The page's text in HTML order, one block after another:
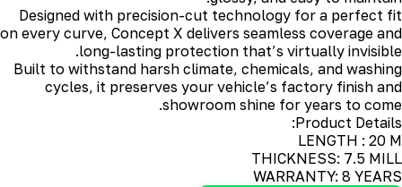
Designed with precision-cut technology for a perfect fit
on every curve, Concept X delivers seamless coverage and
long-lasting protection that’s virtually invisible.
Built to withstand harsh climate, chemicals, and washing
cycles, it preserves your vehicle’s factory finish and
showroom shine for years to come.
Product Details:
LENGTH : 20 M
THICKNESS: 7.5 MILL
WARRANTY: 8 YEARS